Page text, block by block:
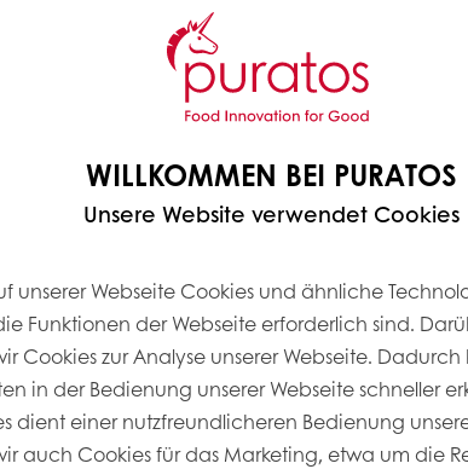
inaktiver
für feine
mit buttrigen
Sapore
Sauerteig
Dunkler,
ein angenehmes
Entdecke alle unsere Produkte
WILLKOMMEN BEI PURATOS
Unsere Website verwendet Cookies
unserer Webseite Cookies und ähnliche
Funktionen der Webseite erforderlich sind.
Cookies zur Analyse unserer Webseite. Dadurch
in der Bedienung unserer Webseite schneller
dient einer nutzfreundlicheren Bedienung
auch Cookies für das Marketing, etwa um die